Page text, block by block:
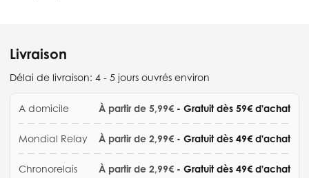
Livraison
Délai de livraison: 4 - 5 jours ouvrés environ
A domicile À partir de 5,99€ - Gratuit dès 59€ d'achat
Mondial Relay À partir de 2,99€ - Gratuit dès 49€ d'achat
Chronorelais À partir de 2,99€ - Gratuit dès 49€ d'achat